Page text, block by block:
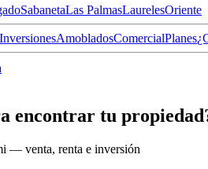
SabanetaLas PalmasLaurelesOriente
InversionesAmobladosComercialPlanes
encontrar tu
— venta, renta e inversión